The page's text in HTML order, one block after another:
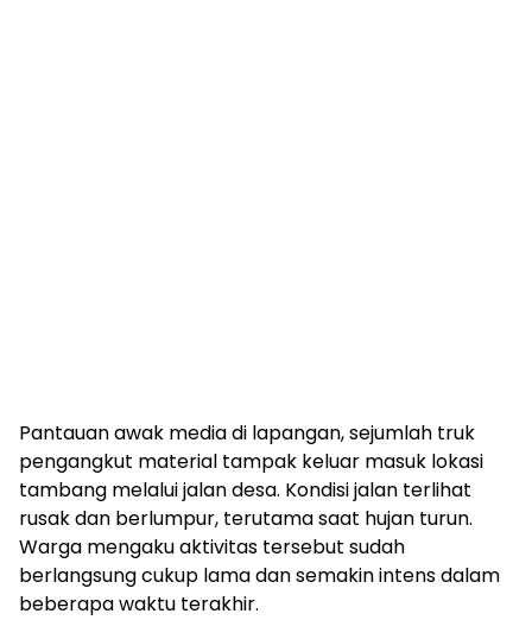
Pantauan awak media di lapangan, sejumlah truk
pengangkut material tampak keluar masuk lokasi
tambang melalui jalan desa. Kondisi jalan terlihat
rusak dan berlumpur, terutama saat hujan turun.
Warga mengaku aktivitas tersebut sudah
berlangsung cukup lama dan semakin intens dalam
beberapa waktu terakhir.